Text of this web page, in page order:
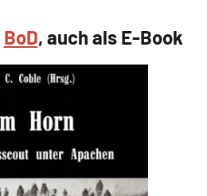
BoD, auch als E-Book